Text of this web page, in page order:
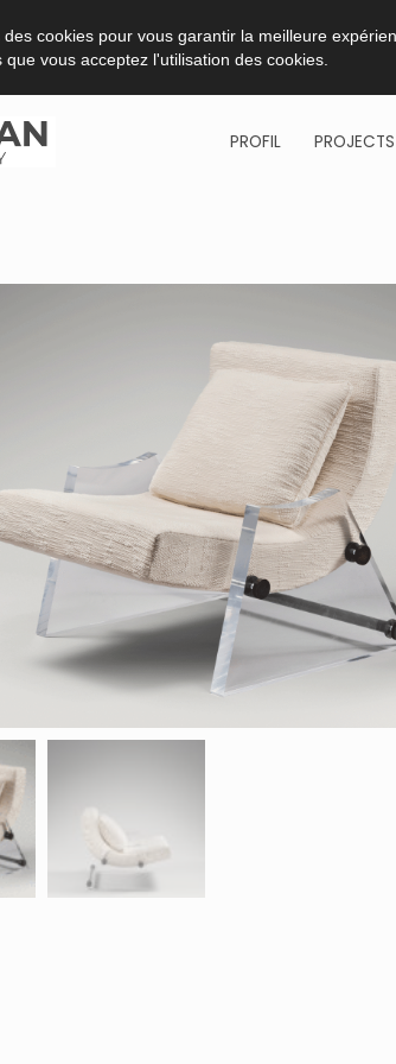
des cookies pour vous garantir la meilleure
vous acceptez l'utilisation des cookies.
PROFIL PROJECTS